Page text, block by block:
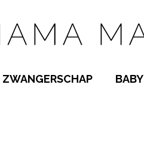
ZWANGERSCHAP BABY